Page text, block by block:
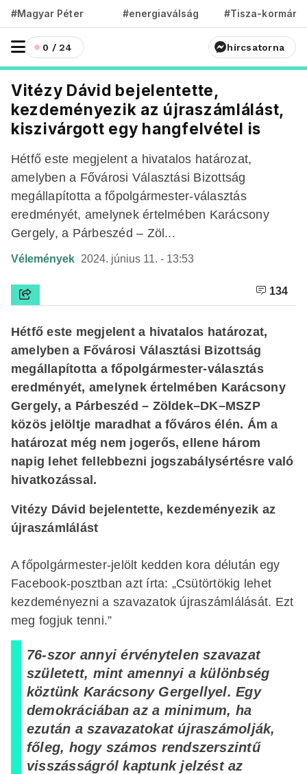
#Magyar Péter #energiaválság #Tisza-kormány
0 / 24 hírcsatorna
Vitézy Dávid bejelentette,
kezdeményezik az újraszámlálást,
kiszivárgott egy hangfelvétel is
Hétfő este megjelent a hivatalos határozat,
amelyben a Fővárosi Választási Bizottság
megállapította a főpolgármester-választás
eredményét, amelynek értelmében Karácsony
Gergely, a Párbeszéd – Zöl...
Vélemények 2024. június 11. - 13:53
134
Hétfő este megjelent a hivatalos határozat,
amelyben a Fővárosi Választási Bizottság
megállapította a főpolgármester-választás
eredményét, amelynek értelmében Karácsony
Gergely, a Párbeszéd – Zöldek–DK–MSZP
közös jelöltje maradhat a főváros élén. Ám a
határozat még nem jogerős, ellene három
napig lehet fellebbezni jogszabálysértésre való
hivatkozással.
Vitézy Dávid bejelentette, kezdeményezik az
újraszámlálást
A főpolgármester-jelölt kedden kora délután egy
Facebook-posztban azt írta: „Csütörtökig lehet
kezdeményezni a szavazatok újraszámlálását. Ezt
meg fogjuk tenni.”
76-szor annyi érvénytelen szavazat
született, mint amennyi a különbség
köztünk Karácsony Gergellyel. Egy
demokráciában az a minimum, ha
ezután a szavazatokat újraszámolják,
főleg, hogy számos rendszerszintű
visszásságról kaptunk jelzést az